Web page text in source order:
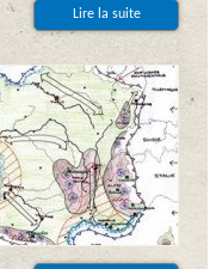
Lire la suite